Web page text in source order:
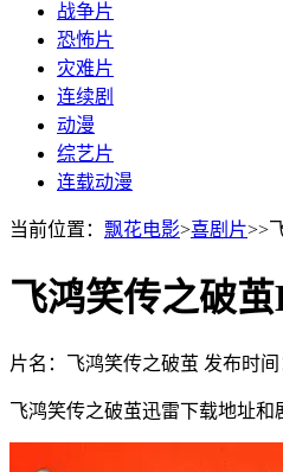
战争片
恐怖片
灾难片
连续剧
动漫
综艺片
连载动漫
当前位置： 飘花电影>喜剧片>>
飞鸿笑传之破
片名：飞鸿笑传之破茧 发布时间
飞鸿笑传之破茧迅雷下载地址和